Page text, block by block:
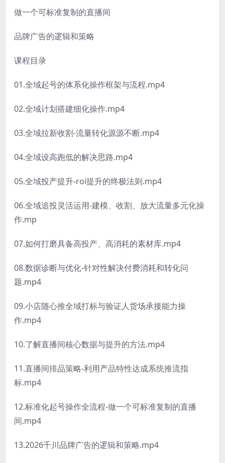
做一个可标准复制的直播间
品牌广告的逻辑和策略
课程目录
01.全域起号的体系化操作框架与流程.mp4
02.全域计划搭建细化操作.mp4
03.全域拉新收割-流量转化源源不断.mp4
04.全域设高跑低的解决思路.mp4
05.全域投产提升-roi提升的终极法则.mp4
06.全域追投灵活运用-建模、收割、放大流量多元化操
作.mp
07.如何打磨具备高投产、高消耗的素材库.mp4
08.数据诊断与优化-针对性解决付费消耗和转化问
题.mp4
09.小店随心推全域打标与验证人货场承接能力操
作.mp4
10.了解直播间核心数据与提升的方法.mp4
11.直播间排品策略-利用产品特性达成系统推流指
标.mp4
12.标准化起号操作全流程-做一个可标准复制的直播
间.mp4
13.2026千川品牌广告的逻辑和策略.mp4